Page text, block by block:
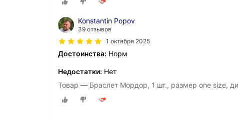
Konstantin Popov
39 отзывов
1 октября 2025
Достоинства: Норм
Недостатки: Нет
Товар — Браслет Мордор, 1 шт., размер one size,